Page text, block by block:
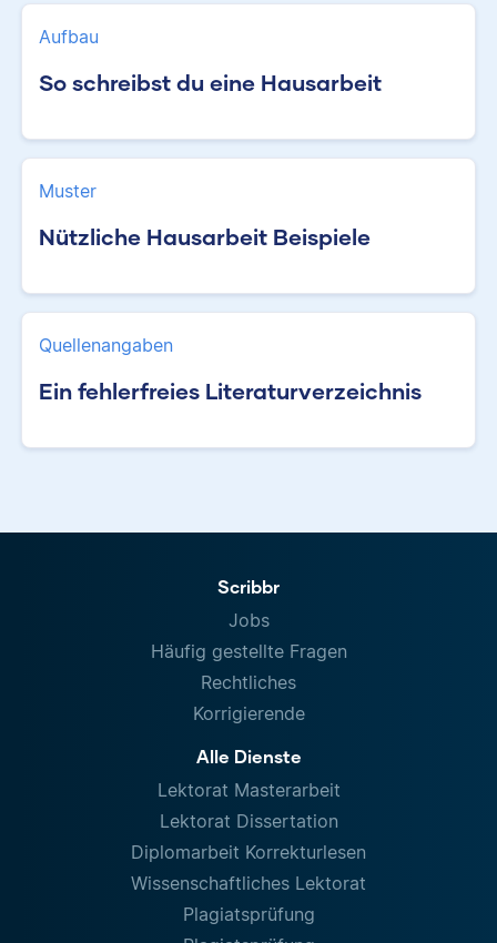
Aufbau
So schreibst du eine Hausarbeit
Muster
Nützliche Hausarbeit Beispiele
Quellenangaben
Ein fehlerfreies Literaturverzeichnis
Scribbr
Jobs
Häufig gestellte Fragen
Rechtliches
Korrigierende
Alle Dienste
Lektorat Masterarbeit
Lektorat Dissertation
Diplomarbeit Korrekturlesen
Wissenschaftliches Lektorat
Plagiatsprüfung